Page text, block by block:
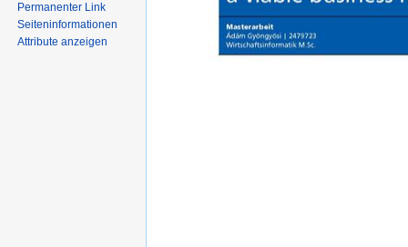
Permanenter Link
Seiten­informationen
Attribute anzeigen